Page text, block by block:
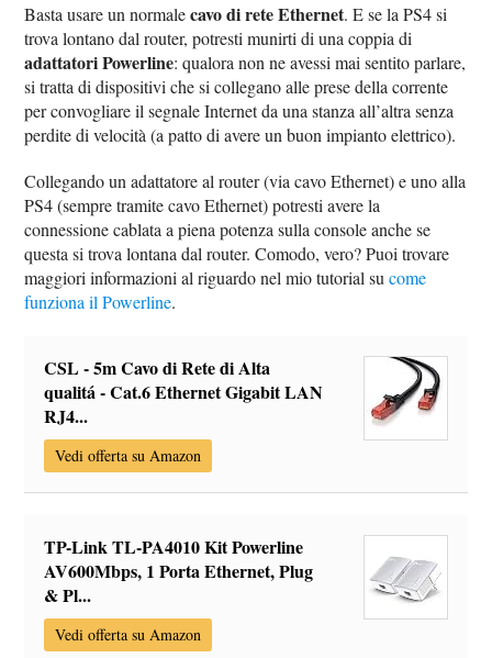
Basta usare un normalecavo di rete Ethernet. E se la PS4 si
trova lontano dal router, potresti munirti di una coppia di
adattatori Powerline: qualora non ne avessi mai sentito parlare,
si tratta di dispositivi che si collegano alle prese della corrente
per convogliare il segnale Internet da una stanza all’altra senza
perdite di velocità (a patto di avere un buon impianto elettrico).
Collegando un adattatore al router (via cavo Ethernet) e uno alla
PS4 (sempre tramite cavo Ethernet) potresti avere la
connessione cablata a piena potenza sulla console anche se
questa si trova lontana dal router. Comodo, vero? Puoi trovare
maggiori informazioni al riguardo nel mio tutorial sucome
funziona il Powerline.
CSL - 5m Cavo di Rete di Alta
qualitá - Cat.6 Ethernet Gigabit LAN
RJ4...
Vedi offerta su Amazon
TP-Link TL-PA4010 Kit Powerline
AV600Mbps, 1 Porta Ethernet, Plug
& Pl...
Vedi offerta su Amazon